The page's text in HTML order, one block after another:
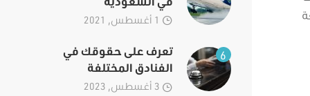
6
تعرف على حقوقك في
الفنادق المختلفة